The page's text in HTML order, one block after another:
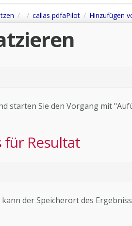
callas pdfaPilot Hinzufügen
starten Sie den Vorgang mit
für Resultat
der Speicherort des